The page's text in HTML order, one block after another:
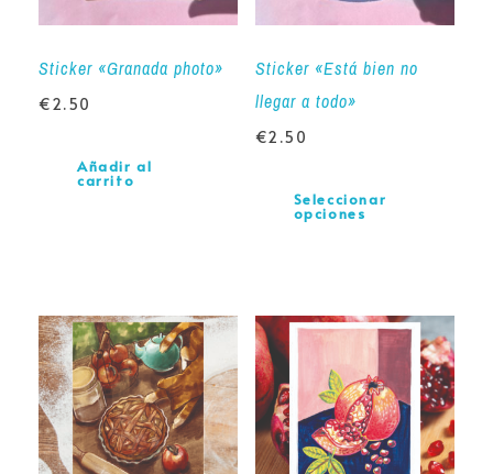
Sticker «Granada photo»
€2.50
Añadir al
carrito
Sticker «Está bien no
llegar a todo»
€2.50
Seleccionar
opciones